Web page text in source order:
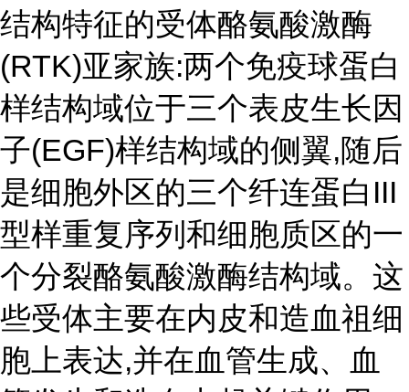
结构特征的受体酪氨酸激酶
(RTK)亚家族:两个免疫球蛋白
样结构域位于三个表皮生长因
子(EGF)样结构域的侧翼,随后
是细胞外区的三个纤连蛋白III
型样重复序列和细胞质区的一
个分裂酪氨酸激酶结构域。这
些受体主要在内皮和造血祖细
胞上表达,并在血管生成、血